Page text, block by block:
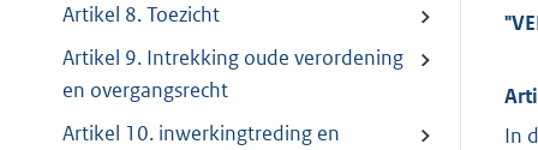
Artikel 8. Toezicht
Artikel 9. Intrekking oude verordening
en overgangsrecht
Artikel 10. inwerkingtreding en
"
In